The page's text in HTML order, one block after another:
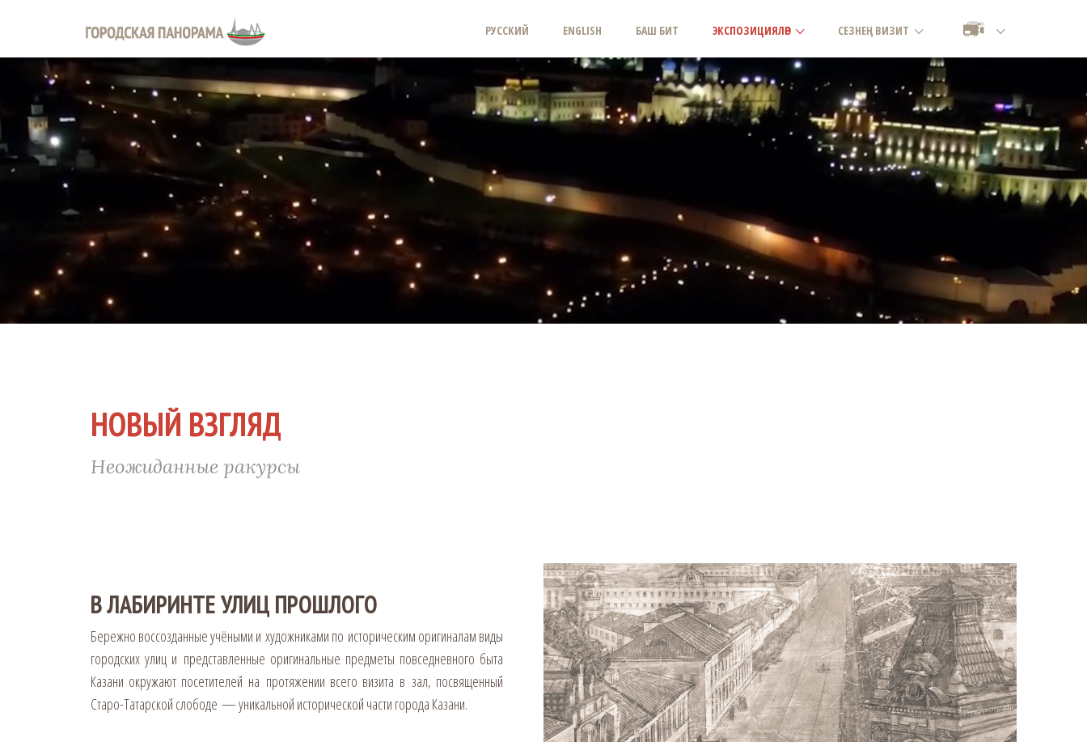
РУССКИЙ ENGLISH БАШ БИТ ЭКСПОЗИЦИЯЛӘР СЕЗНЕҢ ВИЗИТ
НОВЫЙ ВЗГЛЯД
Неожиданные ракурсы
В ЛАБИРИНТЕ УЛИЦ ПРОШЛОГО
Бережно воссозданные учёными и художниками по историческим оригиналам виды
городских улиц и представленные оригинальные предметы повседневного быта
Казани окружают посетителей на протяжении всего визита в зал, посвященный
Старо-Татарской слободе — уникальной исторической части города Казани.